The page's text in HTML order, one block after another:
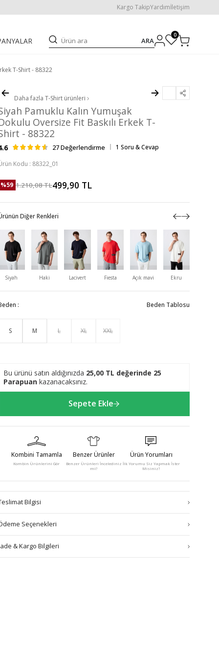
Kargo TakipYardımİletişim
ARA
0
T-Shirt - 88322
Daha fazla T-Shirt ürünleri
Pamuklu Kalın Yumuşak
Oversize Fit Baskılı Erkek T-
- 88322
27 Değerlendirme
1 Soru & Cevap
Kodu : 88322_01
%59 1.210,08TL499,90 TL
Diğer Renkleri
Siyah Haki Lacivert Fiesta Açık mavi Ekru
: Beden Tablosu
S M L XL XXL
Bu ürünü satın aldığınızda 25,00 TL değerinde 25
Parapuan kazanacaksınız.
Sepete Ekle
Kombini Tamamla
Kombin Ürünlerini Gör
Benzer Ürünler
Benzer Ürünleri İncelediniz
mi?
Ürün Yorumları
İlk Yorumu Siz Yapmak İster
Misiniz?
Bilgisi
Seçenekleri
& Kargo Bilgileri